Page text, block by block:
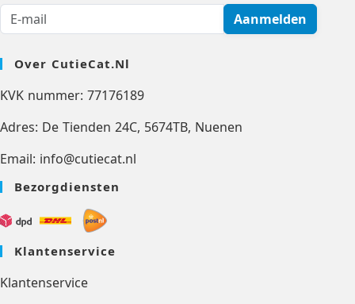
Aanmelden
Over CutieCat.nl
KVK nummer: 77176189
Adres: De Tienden 24C, 5674TB, Nuenen
Email: info@cutiecat.nl
Bezorgdiensten
Klantenservice
Klantenservice